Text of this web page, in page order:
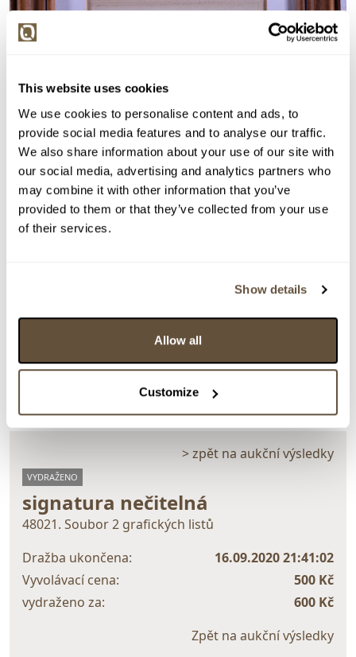
This website uses cookies
We use cookies to personalise content and ads, to
provide social media features and to analyse our traffic.
We also share information about your use of our site with
our social media, advertising and analytics partners who
may combine it with other information that you’ve
provided to them or that they’ve collected from your use
of their services.
Show details
Allow all
Customize
> Zobrazit detail položky a informace o autorovi
> zpět na aukční výsledky
VYDRAŽENO
signatura nečitelná
48021. Soubor 2 grafických listů
Dražba ukončena:
16.09.2020 21:41:02
Vyvolávací cena:
500 Kč
vydraženo za:
600 Kč
Zpět na aukční výsledky